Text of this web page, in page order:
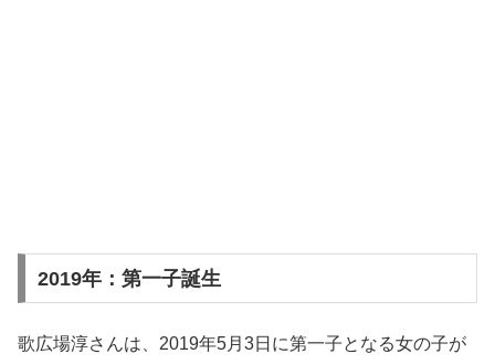
2019年：第一子誕生
歌広場淳さんは、2019年5月3日に第一子となる女の子が